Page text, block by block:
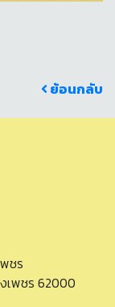
ย้อนกลับ
ชร
เพชร 62000